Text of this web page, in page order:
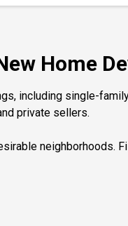
Home
including single-
private sellers.
neighborhoods.